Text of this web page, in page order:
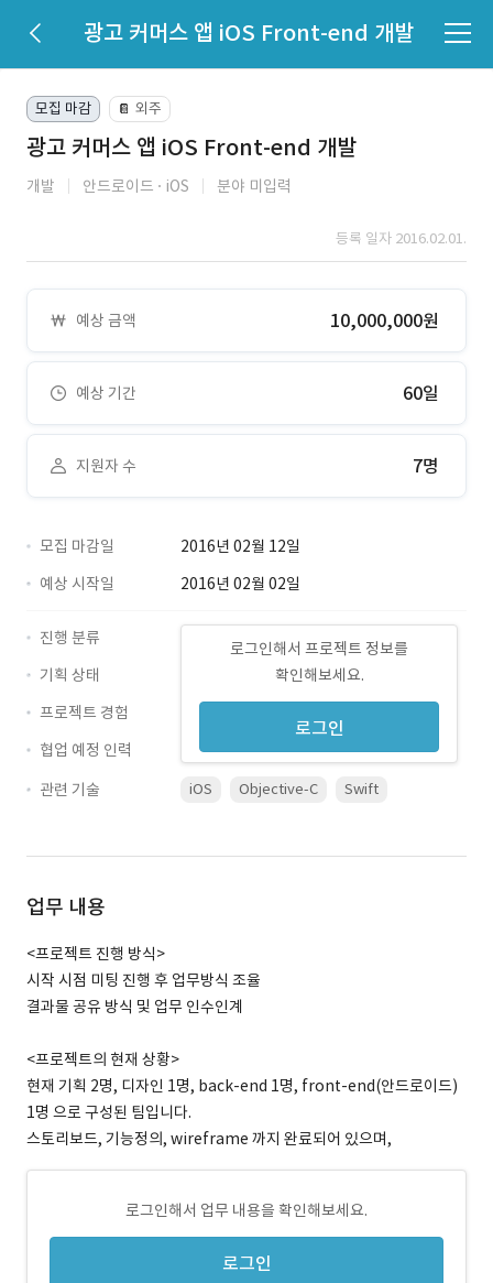
광고 커머스 앱 iOS Front-end 개발
모집 마감 📔 외주
광고 커머스 앱 iOS Front-end 개발
개발 안드로이드 iOS 분야 미입력
등록 일자 2016.02.01.
예상 금액 10,000,000원
예상 기간 60일
지원자 수 7명
모집 마감일
2016년 02월 12일
예상 시작일
2016년 02월 02일
로그인해서 프로젝트 정보를
확인해보세요.
로그인
진행 분류
기획 상태
프로젝트 경험
협업 예정 인력
관련 기술
iOS Objective-C Swift
업무 내용
<프로젝트 진행 방식>
시작 시점 미팅 진행 후 업무방식 조율
결과물 공유 방식 및 업무 인수인계
<프로젝트의 현재 상황>
현재 기획 2명, 디자인 1명, back-end 1명, front-end(안드로이드)
1명 으로 구성된 팀입니다.
스토리보드, 기능정의, wireframe 까지 완료되어 있으며,
로그인해서 업무 내용을 확인해보세요.
로그인